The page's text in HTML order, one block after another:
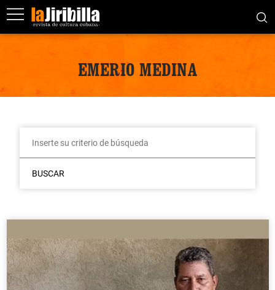
EMERIO MEDINA
BUSCAR